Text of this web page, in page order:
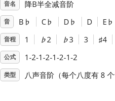
Deutsch
Español
音名 降B半全减音阶
音 B ♭ C ♭ D ♭ D E ♭
音程 1 ♭2 ♭3 3 ♯4
公式 1-2-1-2-1-2-1-2
类型 八声音阶（每个八度有 8 个